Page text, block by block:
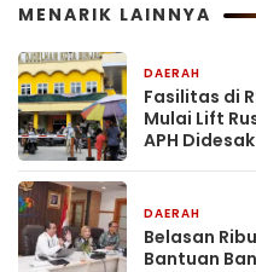
MENARIK LAINNYA
DAERAH
Fasilitas di
Mulai Lift
APH
DAERAH
Belasan
Bantuan